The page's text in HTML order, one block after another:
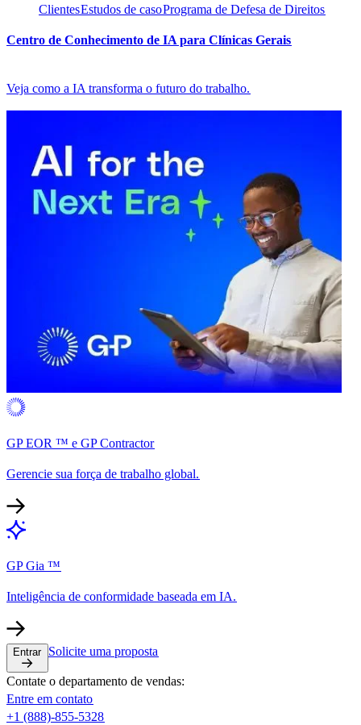
Clientes​​Estudos de caso​​Programa de Defesa de Direitos​​
Centro de Conhecimento de IA para Clínicas Gerais​​
Veja como a IA transforma o futuro do trabalho.​​
GP EOR ™ e GP Contractor​​
Gerencie sua força de trabalho global.​​
GP Gia ™​​
Inteligência de conformidade baseada em IA.​​
Entrar​​ Solicite uma proposta​​
Contate o departamento de vendas:​​
Entre em contato​​
+1 (888)-855-5328​​